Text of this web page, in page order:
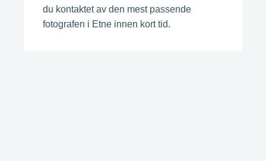
du kontaktet av den mest passende
fotografen i Etne innen kort tid.